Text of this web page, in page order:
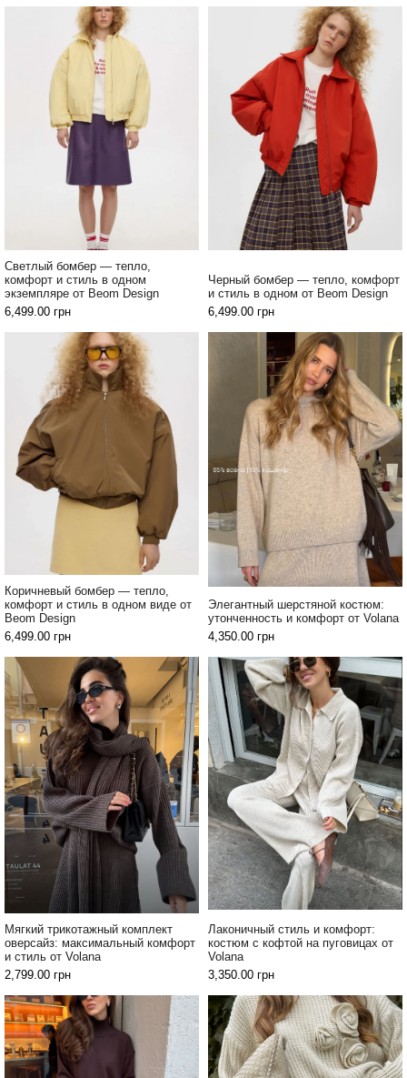
Светлый бомбер — тепло,
комфорт и стиль в одном
экземпляре от Beom Design
6,499.00 грн
Черный бомбер — тепло, комфорт
и стиль в одном от Beom Design
6,499.00 грн
Коричневый бомбер — тепло,
комфорт и стиль в одном виде от
Beom Design
6,499.00 грн
Элегантный шерстяной костюм:
утонченность и комфорт от Volana
4,350.00 грн
Мягкий трикотажный комплект
оверсайз: максимальный комфорт
и стиль от Volana
2,799.00 грн
Лаконичный стиль и комфорт:
костюм с кофтой на пуговицах от
Volana
3,350.00 грн